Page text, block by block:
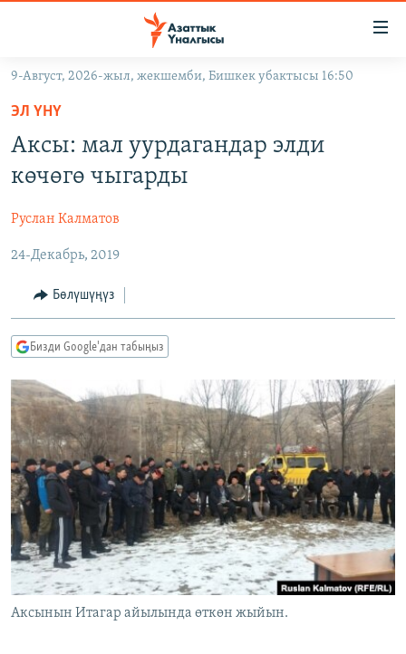
Навигацияга
өтүңүз
Издөөгө
салыңыз
ЭКОНОМИКА
МАДАНИЯТ
БОРБОР АЗИЯ
АТАЙЫН ИЛИКТӨӨ
ТВ ПРОГРАММАЛАР
БҮГҮН АЗАТТЫКТА
БИЗ ЖАНА ДҮЙНӨ
ДАНИСТЕ
ЭЖЕ-СИҢДИЛЕР
АЗАТТЫК+
ЫҢГАЙСЫЗ СУРООЛОР
ПОДКАСТ
ӨЗГӨЧӨ ПИКИР
ОНЛАЙН ШЕРИНЕ
ЭЕ/АРнун бардык сайттары
9-Август, 2026-жыл, жекшемби, Бишкек убактысы 16:50
ЭЛ ҮНҮ
Аксы: мал уурдагандар элди
көчөгө чыгарды
Руслан Калматов
24-Декабрь, 2019
Бөлүшүңүз
Бизди Google'дан табыңыз
Аксынын Итагар айылында өткөн жыйын.